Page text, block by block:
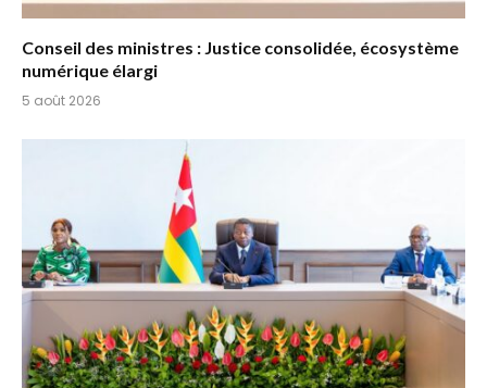
Conseil des ministres : Justice consolidée, écosystème
numérique élargi
5 août 2026